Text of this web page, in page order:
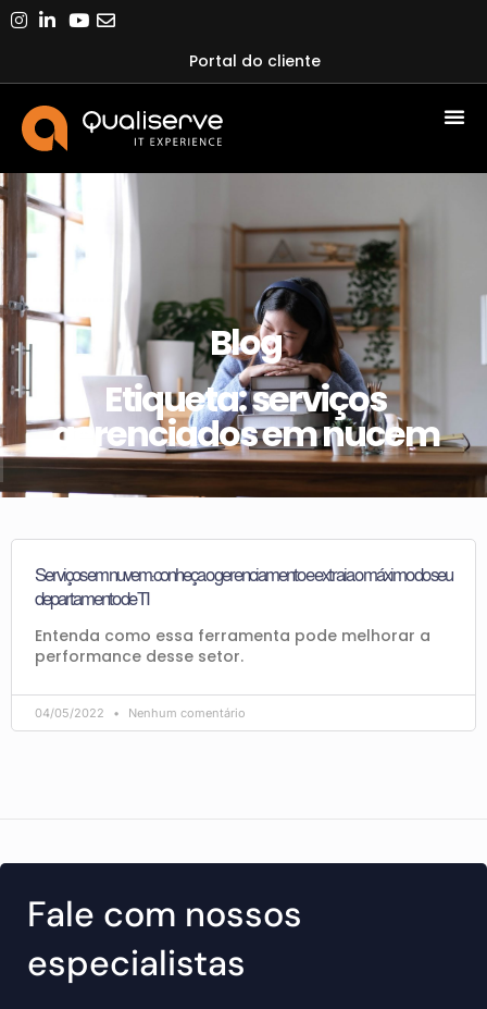
Portal do cliente
Blog
Etiqueta: serviços
gerenciados em nucem
Serviços em nuvem: conheça o gerenciamento e extraia o máximo do seu
departamento de TI
Entenda como essa ferramenta pode melhorar a
performance desse setor.
04/05/2022 Nenhum comentário
Fale com nossos
especialistas